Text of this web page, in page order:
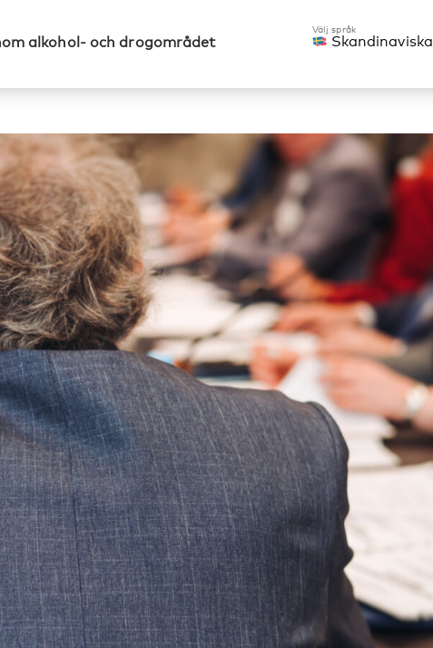
alkohol- och drogområdet Skandinaviska